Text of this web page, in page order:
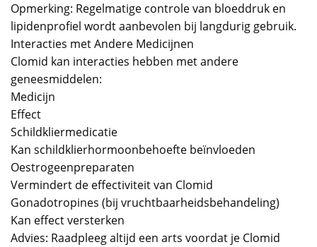
Opmerking: Regelmatige controle van bloeddruk en
lipidenprofiel wordt aanbevolen bij langdurig gebruik.
Interacties met Andere Medicijnen
Clomid kan interacties hebben met andere
geneesmiddelen:
Medicijn
Effect
Schildkliermedicatie
Kan schildklierhormoonbehoefte beïnvloeden
Oestrogeenpreparaten
Vermindert de effectiviteit van Clomid
Gonadotropines (bij vruchtbaarheidsbehandeling)
Kan effect versterken
Advies: Raadpleeg altijd een arts voordat je Clomid